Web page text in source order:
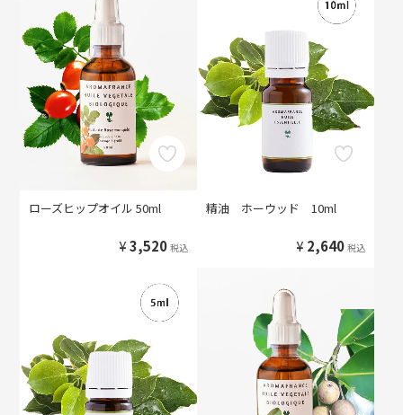
ローズヒップオイル 50ml
¥3,520 税込
精油 ホーウッド 10ml
¥ 2,640 税込